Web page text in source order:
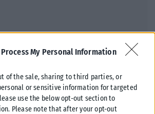
My Personal Information
of the sale, sharing to third parties, or
or sensitive information for targeted
use the below opt-out section to
Please note that after your opt-out
στη Γερμανία μετά από σοβαρό τροχαίο που
όταν δύο τραμ συγκρούστηκαν